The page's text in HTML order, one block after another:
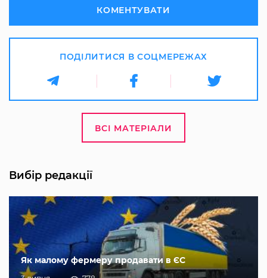
КОМЕНТУВАТИ
ПОДІЛИТИСЯ В СОЦМЕРЕЖАХ
ВСІ МАТЕРІАЛИ
Вибір редакції
Як малому фермеру продавати в ЄС